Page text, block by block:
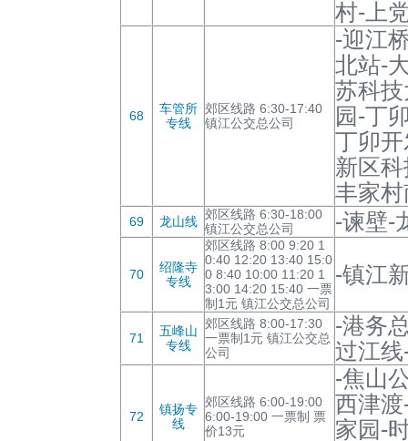
村-上
68
车管所
专线
郊区线路 6:30-17:40
镇江公交总公司
-迎江
北站-
苏科
园-丁
丁卯
新区
丰家
69 龙山线 郊区线路 6:30-18:00
镇江公交总公司
-谏壁-
70
绍隆寺
专线
郊区线路 8:00 9:20 1
0:40 12:20 13:40 15:0
0 8:40 10:00 11:20 1
3:00 14:20 15:40 一票
制1元 镇江公交总公司
-镇江
71
五峰山
专线
郊区线路 8:00-17:30
一票制1元 镇江公交总
公司
-港务
过江
72
镇扬专
线
郊区线路 6:00-19:00
6:00-19:00 一票制 票
价13元
-焦山
西津
家园-